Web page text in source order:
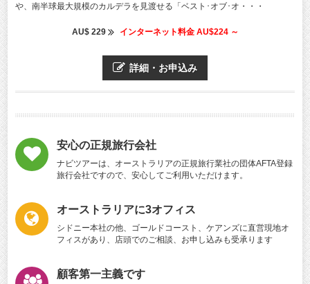
や、南半球最大規模のカルデラを見渡せる「ベスト･オブ･オ・・・
AU$ 229 インターネット料金 AU$224 ～
詳細・お申込み
安心の正規旅行会社
ナビツアーは、オーストラリアの正規旅行業社の団体AFTA登録
旅行会社ですので、安心してご利用いただけます。
オーストラリアに3オフィス
シドニー本社の他、ゴールドコースト、ケアンズに直営現地オ
フィスがあり、店頭でのご相談、お申し込みも受承ります
顧客第一主義です